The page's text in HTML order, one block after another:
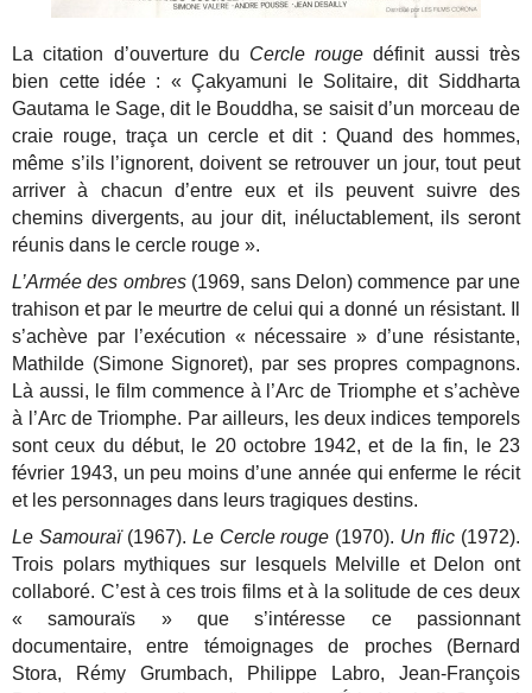
La citation d’ouverture du Cercle rouge définit aussi très
bien cette idée : « Çakyamuni le Solitaire, dit Siddharta
Gautama le Sage, dit le Bouddha, se saisit d’un morceau de
craie rouge, traça un cercle et dit : Quand des hommes,
même s’ils l’ignorent, doivent se retrouver un jour, tout peut
arriver à chacun d’entre eux et ils peuvent suivre des
chemins divergents, au jour dit, inéluctablement, ils seront
réunis dans le cercle rouge ».
L’Armée des ombres(1969, sans Delon) commence par une
trahison et par le meurtre de celui qui a donné un résistant. Il
s’achève par l’exécution « nécessaire » d’une résistante,
Mathilde (Simone Signoret), par ses propres compagnons.
Là aussi, le film commence à l’Arc de Triomphe et s’achève
à l’Arc de Triomphe. Par ailleurs, les deux indices temporels
sont ceux du début, le 20 octobre 1942, et de la fin, le 23
février 1943, un peu moins d’une année qui enferme le récit
et les personnages dans leurs tragiques destins.
Le Samouraï (1967). Le Cercle rouge (1970). Un flic (1972).
Trois polars mythiques sur lesquels Melville et Delon ont
collaboré. C’est à ces trois films et à la solitude de ces deux
« samouraïs » que s’intéresse ce passionnant
documentaire, entre témoignages de proches (Bernard
Stora, Rémy Grumbach, Philippe Labro, Jean-François